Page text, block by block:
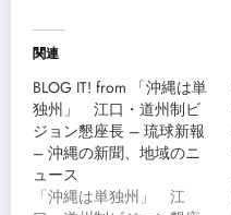
関連
BLOG IT! from 「沖縄は単
独州」 江口・道州制ビ
ジョン懇座長 – 琉球新報
– 沖縄の新聞、地域のニ
ュース
「沖縄は単独州」 江